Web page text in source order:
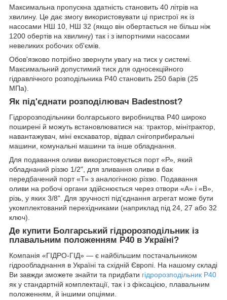
Максимальна пропускна здатність становить 40 літрів на
хвилину. Це дає змогу використовувати ці пристрої як із
насосами НШ 10, НШ 32 (якщо він обертається не більш ніж
1200 обертів на хвилину) так і з імпортними насосами
невеликих робочих об'ємів.
Обов'язково потрібно звернути увагу на тиск у системі.
Максимальний допустимий тиск для односекційного
гідравлічного розподільника Р40 становить 250 барів (25
МПа).
Як під'єднати розподілювач Badestnost?
Гідророзподільники болгарського виробництва Р40 широко
поширені й можуть встановлюватися на: трактор, мінітрактор,
навантажувач, міні екскаватор, відвал снігоприбиральні
машини, комунальні машини та інше обладнання.
Для подавання оливи використовується порт «Р», який
обладнаний різзю 1/2", для зливання оливи в бак
передбачений порт «Т» з аналогічною різзю. Подавання
оливи на робочі органи здійснюється через отвори «А» і «В»,
різь, у яких 3/8". Для зручності під'єднання агрегат може бути
укомплектований перехідниками (наприклад під 24, 27 або 32
ключ).
Де купити Болгарський гідророзподільник із
плавальним положенням Р40 в Україні?
Компанія «ГІДРО-ГІД» — є найбільшим постачальником
гідрообладнання в Україні та східній Європі. На нашому складі
Ви завжди зможете знайти та придбати гідророзподільник Р40
як у стандартній комплектації, так і з фіксацією, плавальним
положенням, й іншими опціями.